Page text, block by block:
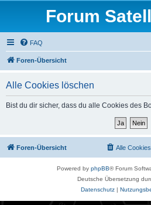
Forum
FAQ
Foren-Übersicht
Alle Cookies löschen
Bist du dir sicher, dass du alle Cookies des
Foren-Übersicht Alle
Powered by phpBB® Forum
Deutsche Übersetzung
Datenschutz|